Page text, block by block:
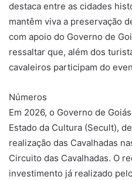
destaca entre as cidades
mantêm viva a preservação
com apoio do Governo de
ressaltar que, além dos
cavaleiros participam do
Números
Em 2026, o Governo de
Estado da Cultura (Secult),
realização das Cavalhadas
Circuito das Cavalhadas. O
investimento já realizado